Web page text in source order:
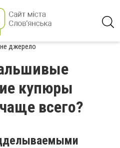
джерело
купюры
всего?